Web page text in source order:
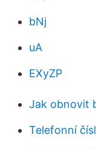
bNj
uA
EXyZP
Jak obnovit
Telefonní